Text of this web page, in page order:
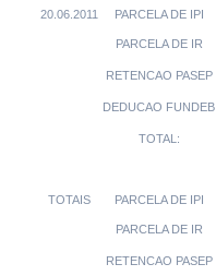
20.06.2011 PARCELA DE IPI
PARCELA DE IR
RETENCAO PASEP
DEDUCAO FUNDEB
TOTAL:
TOTAIS PARCELA DE IPI
PARCELA DE IR
RETENCAO PASEP